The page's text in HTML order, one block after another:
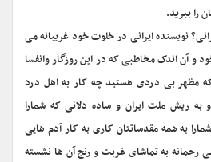
را ببرید.
نویسنده ایرانی در خلوت خود غریبانه می
و آن اندک مخاطبی که در این روزگار وانفسا
مظهر بی دردی هستید چه کار به اهل درد
به ریش ملت ایران و ساده دلانی که شمارا
به همه مقدساتتان کاری به کار آدم هایی
رحمانه به تماشای غربت و رنج آن ها نشسته